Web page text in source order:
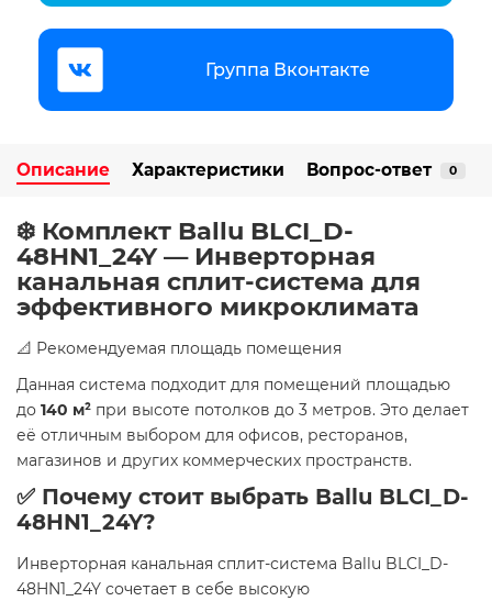
Группа Вконтакте
Описание Характеристики Вопрос-ответ 0
❄️ Комплект Ballu BLCI_D-
48HN1_24Y — Инверторная
канальная сплит-система для
эффективного микроклимата
📐 Рекомендуемая площадь помещения
Данная система подходит для помещений площадью
до 140 м² при высоте потолков до 3 метров. Это делает
её отличным выбором для офисов, ресторанов,
магазинов и других коммерческих пространств.
✅ Почему стоит выбрать Ballu BLCI_D-
48HN1_24Y?
Инверторная канальная сплит-система Ballu BLCI_D-
48HN1_24Y сочетает в себе высокую